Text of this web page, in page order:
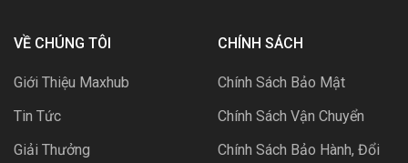
VỀ CHÚNG TÔI
Giới Thiệu Maxhub
Tin Tức
Giải Thưởng
CHÍNH SÁCH
Chính Sách Bảo Mật
Chính Sách Vận Chuyển
Chính Sách Bảo Hành, Đổi